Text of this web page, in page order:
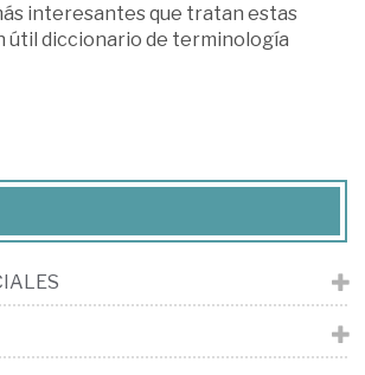
interesantes que tratan estas
útil diccionario de terminología